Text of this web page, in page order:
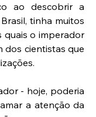
ao descobrir a
tinha muitos
quais o imperador
dos cientistas que
- hoje, poderia
a atenção da